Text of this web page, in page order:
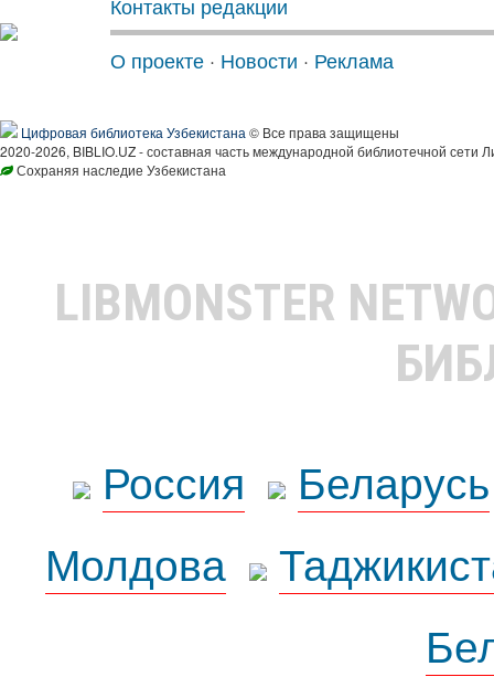
Контакты редакции
О проекте · Новости · Реклама
Цифровая библиотека Узбекистана © Все права защищены
2020-2026, BIBLIO.UZ - составная часть международной библиотечной сети
Сохраняя наследие Узбекистана
LIBMONSTER
Россия
Беларусь
Молдова